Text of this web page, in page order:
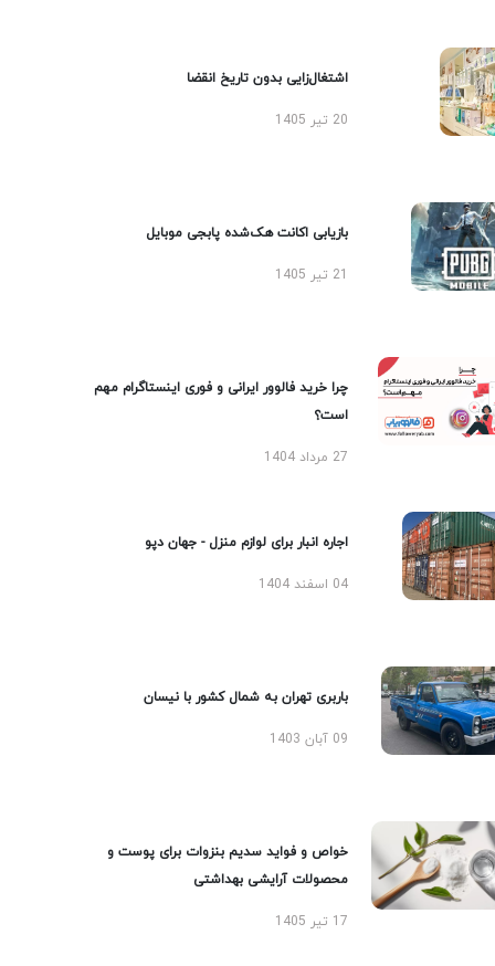
اشتغال‌زایی بدون تاریخ انقضا
20 تیر 1405
بازیابی اکانت هک‌شده پابجی موبایل
چرا خرید فالوور ایرانی و فوری اینستاگرام مهم
است؟
27 مرداد 1404
اجاره انبار برای لوازم منزل - جهان دپو
04 اسفند 1404
باربری تهران به شمال کشور با نیسان
09 آبان 1403
خواص و فواید سدیم بنزوات برای پوست و
محصولات آرایشی بهداشتی
17 تیر 1405